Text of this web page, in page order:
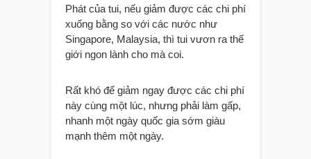
Phát của tui, nếu giảm được các chi phí
xuống bằng so với các nước như
Singapore, Malaysia, thì tui vươn ra thế
giới ngon lành cho mà coi.
Rất khó để giảm ngay được các chi phí
này cùng một lúc, nhưng phải làm gấp,
nhanh một ngày quốc gia sớm giàu
mạnh thêm một ngày.